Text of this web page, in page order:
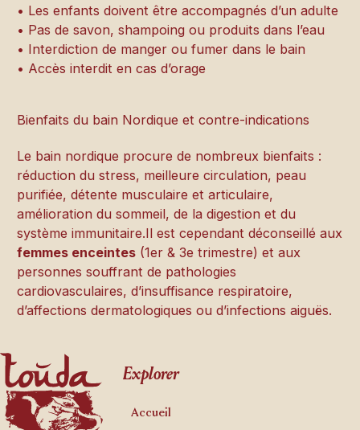
• Les enfants doivent être accompagnés d’un adulte
• Pas de savon, shampoing ou produits dans l’eau
• Interdiction de manger ou fumer dans le bain
• Accès interdit en cas d’orage
Bienfaits du bain Nordique et contre-indications
Le bain nordique procure de nombreux bienfaits :
réduction du stress, meilleure circulation, peau
purifiée, détente musculaire et articulaire,
amélioration du sommeil, de la digestion et du
système immunitaire.Il est cependant déconseillé aux
femmes enceintes (1er & 3e trimestre) et aux
personnes souffrant de pathologies
cardiovasculaires, d’insuffisance respiratoire,
d’affections dermatologiques ou d’infections aiguës.
Footer
Explorer
Accueil